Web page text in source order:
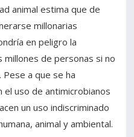
animal estima que de
millonarias
en peligro la
de personas si no
a que se ha
el uso de antimicrobianos
un uso indiscriminado
animal y ambiental.